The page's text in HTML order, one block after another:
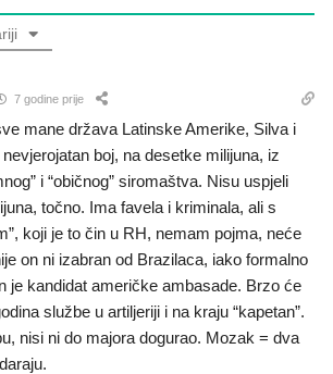
7 godine prije
mane država Latinske Amerike, Silva i
boj, na desetke milijuna, iz
i “običnog” siromaštva. Nisu uspjeli
točno. Ima favela i kriminala, ali s
koji je to čin u RH, nemam pojma, neće
on ni izabran od Brazilaca, iako formalno
je kandidat američke ambasade. Brzo će
službe u artiljeriji i na kraju “kapetan”.
nisi ni do majora dogurao. Mozak = dva